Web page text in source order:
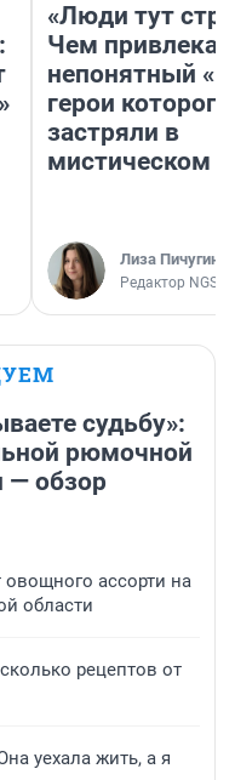
«Люди тут
Чем
непонятный
герои которого
застряли в
мистическом
Лиза Пичугина
Редактор
судьбу»:
рюмочной
— обзор
овощного ассорти на
области
рецептов от
уехала жить, а я